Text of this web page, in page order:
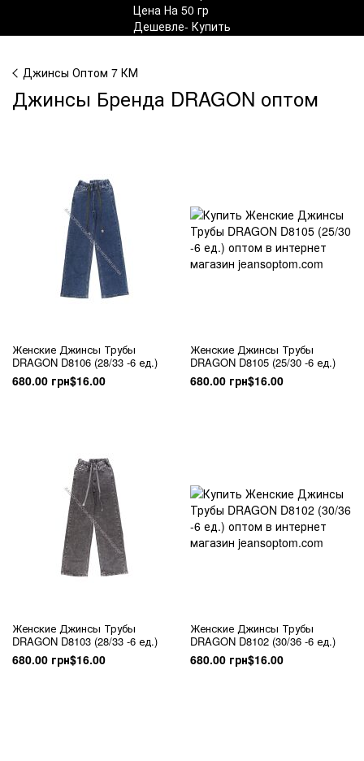
Джинсы Оптом 7 КМ
Джинсы Бренда DRAGON оптом
Женские Джинсы Трубы
DRAGON D8106 (28/33 -6 ед.)
680.00 грн$16.00
Женские Джинсы Трубы
DRAGON D8105 (25/30 -6 ед.)
680.00 грн$16.00
Женские Джинсы Трубы
DRAGON D8103 (28/33 -6 ед.)
680.00 грн$16.00
Женские Джинсы Трубы
DRAGON D8102 (30/36 -6 ед.)
680.00 грн$16.00